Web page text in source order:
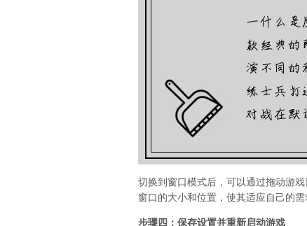
切换到窗口模式后，可以通过拖动游
窗口的大小和位置，使其适应自己的需
步骤四：保存设置并重新启动游戏